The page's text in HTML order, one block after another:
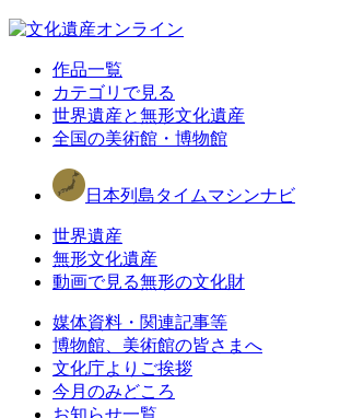
作品一覧
カテゴリで見る
世界遺産と無形文化遺産
全国の美術館・博物館
日本列島タイムマシンナビ
世界遺産
無形文化遺産
動画で見る無形の文化財
媒体資料・関連記事等
博物館、美術館の皆さまへ
文化庁よりご挨拶
今月のみどころ
お知らせ一覧